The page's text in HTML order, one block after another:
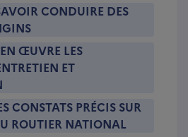
CONDUIRE DES
ŒUVRE LES
ET
CONSTATS PRÉCIS SUR
ROUTIER NATIONAL